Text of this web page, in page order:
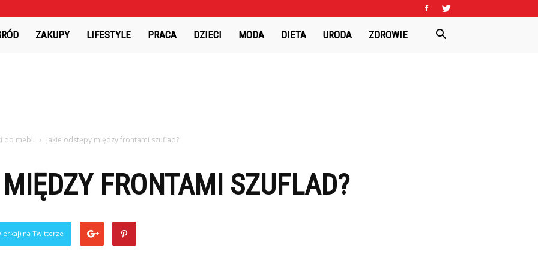
ZAKUPY LIFESTYLE PRACA DZIECI MODA DIETA URODA ZDROWIE
do mebli Jakie odstępy między frontami szuflad?
FRONTAMI SZUFLAD?
na Twitterze